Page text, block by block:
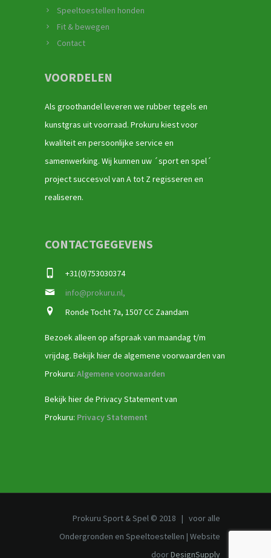
Speeltoestellen honden
Fit & bewegen
Contact
VOORDELEN
Als groothandel leveren we rubber tegels en
kunstgras uit voorraad. Prokuru kiest voor
kwaliteit en persoonlijke service en
samenwerking. Wij kunnen uw ´sport en spel´
project succesvol van A tot Z regisseren en
realiseren.
CONTACTGEGEVENS
+31(0)753030374
info@prokuru.nl,
Ronde Tocht 7a, 1507 CC Zaandam
Bezoek alleen op afspraak van maandag t/m
vrijdag. Bekijk hier de algemene voorwaarden van
Prokuru: Algemene voorwaarden
Bekijk hier de Privacy Statement van
Prokuru: Privacy Statement
Prokuru Sport & Spel © 2018 | voor alle
Ondergronden en Speeltoestellen | Website
doorDesignSupply